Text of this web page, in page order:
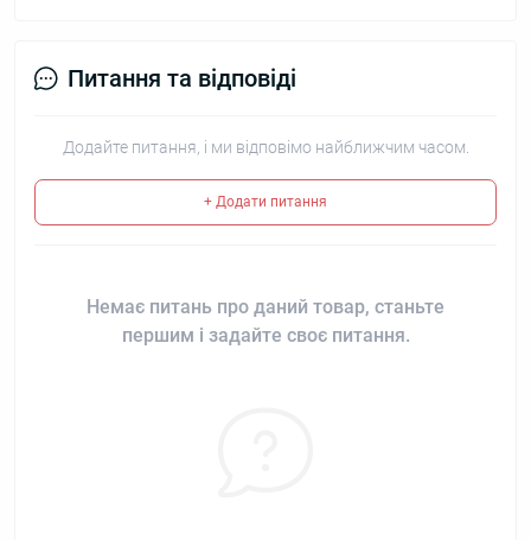
Питання та відповіді
Додайте питання, і ми відповімо найближчим часом.
+ Додати питання
Немає питань про даний товар, станьте
першим і задайте своє питання.